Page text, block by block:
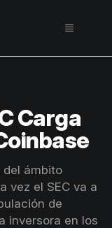
Carga
del ámbito
vez el SEC va a
de
inversora en los